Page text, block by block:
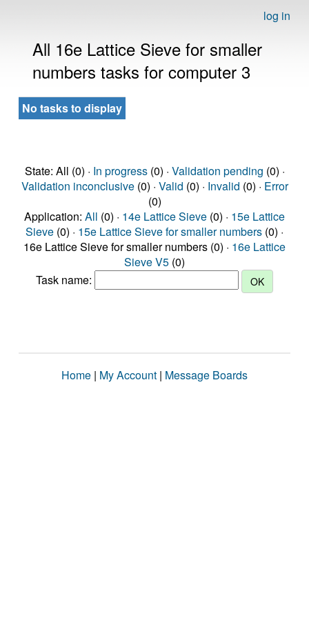
log in
All 16e Lattice Sieve for smaller
numbers tasks for computer 3
No tasks to display
State: All (0) · In progress(0) · Validation pending (0) ·
Validation inconclusive(0) · Valid (0) · Invalid (0) · Error
(0)
Application: All (0) · 14e Lattice Sieve (0) · 15e Lattice
Sieve (0) · 15e Lattice Sieve for smaller numbers (0) ·
16e Lattice Sieve for smaller numbers (0) · 16e Lattice
Sieve V5 (0)
Task name:
Home | My Account | Message Boards